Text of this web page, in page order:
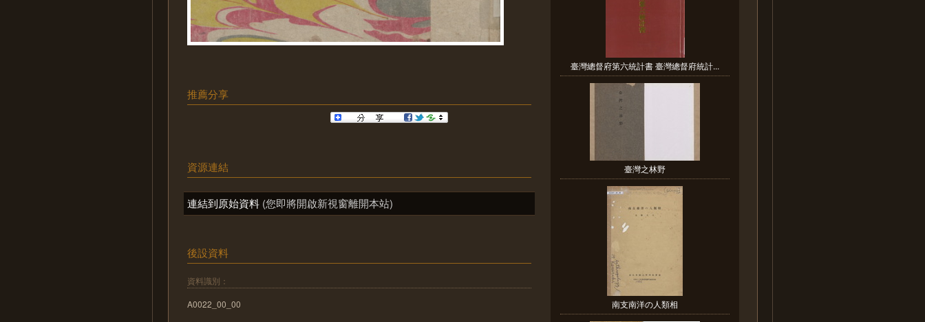
推薦分享
資源連結
連結到原始資料 (您即將開啟新視窗離開本站)
後設資料
資料識別：
A0022_00_00
臺灣總督府第六統計書 臺灣總督府統計...
臺灣之林野
南支南洋の人類相